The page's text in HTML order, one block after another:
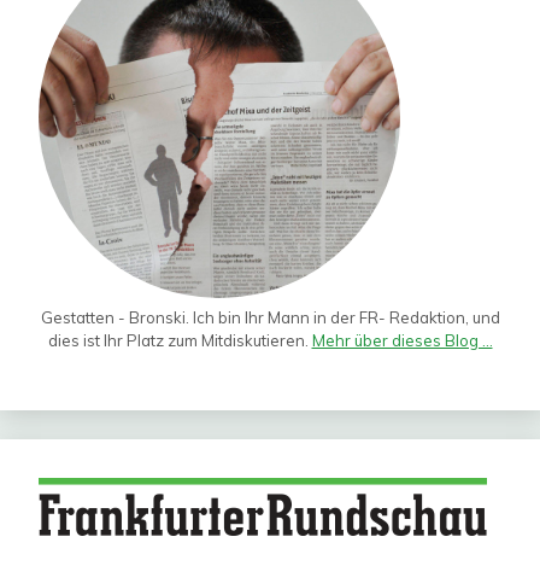
Gestatten - Bronski. Ich bin Ihr Mann in der FR- Redaktion, und
dies ist Ihr Platz zum Mitdiskutieren. Mehr über dieses Blog ...